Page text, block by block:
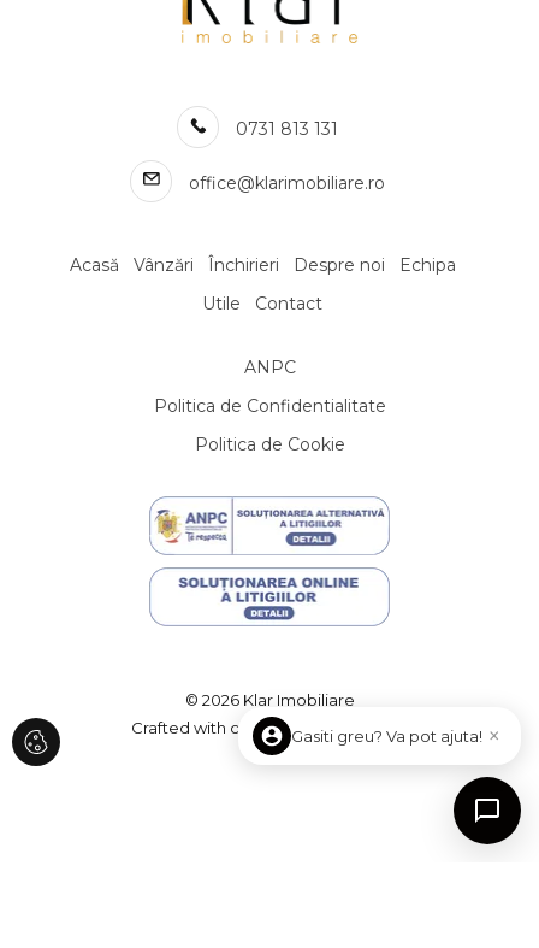
Apartamente de vanzare in Cluj-Napoca Grigorescu
Apartamente de vanzare in Cluj-Napoca Europa
Numar de camere apartamente de vanzare
Apartamente de vanzare 1 camera
Apartamente de vanzare 2 camere
Apartamente de vanzare
Apartamente de vanzare in Floresti
Apartamente de vanzare in Cluj-Napoca Central
Apartamente de vanzare in Cluj-Napoca Gheorgheni
Apartamente de vanzare in Cluj-Napoca Manastur
Apartamente de vanzare in Baciu
Apartamente de vanzare in Cluj-Napoca Gara
Apartamente de vanzare in Cluj-Napoca Sopor
Case de vanzare
Case de vanzare in Cluj-Napoca Dambul-Rotund
Case de vanzare in Cluj-Napoca Andrei Muresanu
0731 813 131
office@klarimobiliare.ro
Acasă Vânzări Închirieri Despre noi
Echipa
Utile
Contact
ANPC
Politica de Confidentialitate
Politica de Cookie
© 2026 Klar Imobiliare
Crafted with care by
ImmoFlux
Gasiti greu? Va pot ajuta! ×